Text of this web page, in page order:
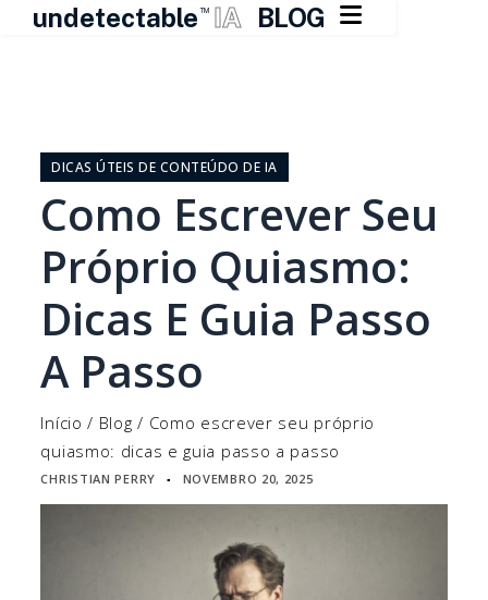
undetectable TM IA BLOG 
conteúdo
DICAS ÚTEIS DE CONTEÚDO DE IA
Como Escrever Seu
Próprio Quiasmo:
Dicas E Guia Passo
A Passo
Início / Blog / Como escrever seu próprio
quiasmo: dicas e guia passo a passo
CHRISTIAN PERRY ▪ NOVEMBRO 20, 2025